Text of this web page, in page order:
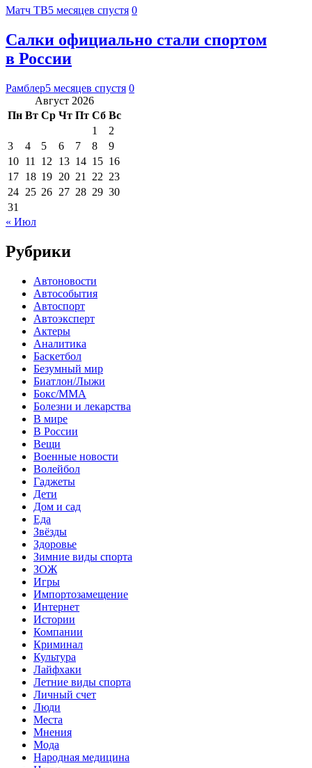
Матч ТВ5 месяцев спустя 0
Салки официально стали спортом
в России
Рамблер5 месяцев спустя 0
Август 2026
Пн Вт Ср Чт Пт Сб Вс
1
2
3
4 5 6 7 8
9
10 11 12 13 14 15 16
17 18 19 20 21 22 23
24 25 26 27 28 29 30
31
« Июл
Рубрики
Автоновости
Автособытия
Автоспорт
Автоэксперт
Актеры
Аналитика
Баскетбол
Безумный мир
Биатлон/Лыжи
Бокс/MMA
Болезни и лекарства
В мире
В России
Вещи
Военные новости
Волейбол
Гаджеты
Дети
Дом и сад
Еда
Звёзды
Здоровье
Зимние виды спорта
ЗОЖ
Игры
Импортозамещение
Интернет
Истории
Компании
Криминал
Культура
Лайфхаки
Летние виды спорта
Личный счет
Люди
Места
Мнения
Мода
Народная медицина